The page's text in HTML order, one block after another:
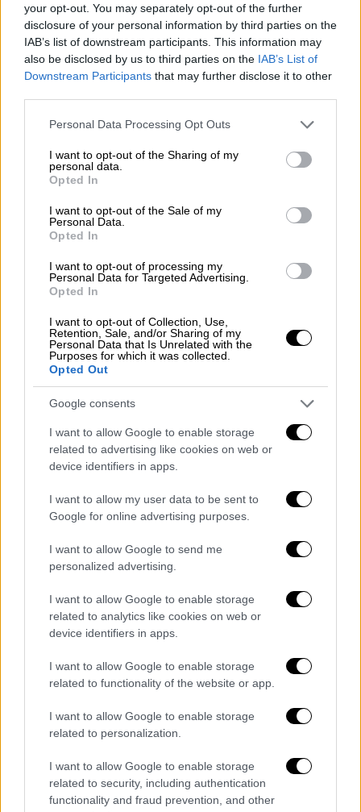
your opt-out. You may separately opt-out of the further
disclosure of your personal information by third parties on the
IAB’s list of downstream participants. This information may
also be disclosed by us to third parties on the IAB’s List of
Downstream Participants that may further disclose it to other
Please note that this website/app uses one or more Google
not limited to your visit or usage behaviour. You may click to
grant or deny consent to Google and its third-party tags to
use your data for below specified purposes in below Google
consent section.
Personal Data Processing Opt Outs
I want to opt-out of the Sharing of my
personal data.
Opted In
I want to opt-out of the Sale of my
Personal Data.
Opted In
I want to opt-out of processing my
Personal Data for Targeted Advertising.
Opted In
I want to opt-out of Collection, Use,
Retention, Sale, and/or Sharing of my
Personal Data that Is Unrelated with the
Purposes for which it was collected.
Opted Out
Google consents
I want to allow Google to enable storage
related to advertising like cookies on web or
device identifiers in apps.
I want to allow my user data to be sent to
Google for online advertising purposes.
I want to allow Google to send me
personalized advertising.
I want to allow Google to enable storage
related to analytics like cookies on web or
device identifiers in apps.
I want to allow Google to enable storage
related to functionality of the website or app.
I want to allow Google to enable storage
related to personalization.
I want to allow Google to enable storage
related to security, including authentication
functionality and fraud prevention, and other
Αλέξανδρος Εξάρχου
«Τα οικονομικά αποτελέσματα του Α’
Εξαμήνου του 2024 αποδεικνύουν
πόσο επιτυχημένη και σωστή ήταν η
εξαγορά της ΑΚΤΩΡ»
επεσήμανε: «Τα οικονομικά αποτελέσματα
του Α’ Εξαμήνου του 2024 αποδεικνύουν
πόσο επιτυχημένη και σωστή ήταν η εξαγορά
της ΑΚΤΩΡκαι αυτό προκύπτει ξεκάθαρα
από όλα όσα καταφέραμε από την
ολοκλήρωση της εξαγοράς, μέχρι σήμερα.
Πετύχαμε μία σημαντική αύξηση του κύκλου
φόρων, τόκων και αποσβέσεων έσοδα και τα
μεικτά κέρδη, ενώ εκτιμούμε ότι στο τέλος
του έτους ο κύκλος εργασιών θα φτάσει το
€1,1 δισ. Όλα αυτά είναι απολύτως συμβατά
με όλα όσα έχουμε ανακοινώσει στο